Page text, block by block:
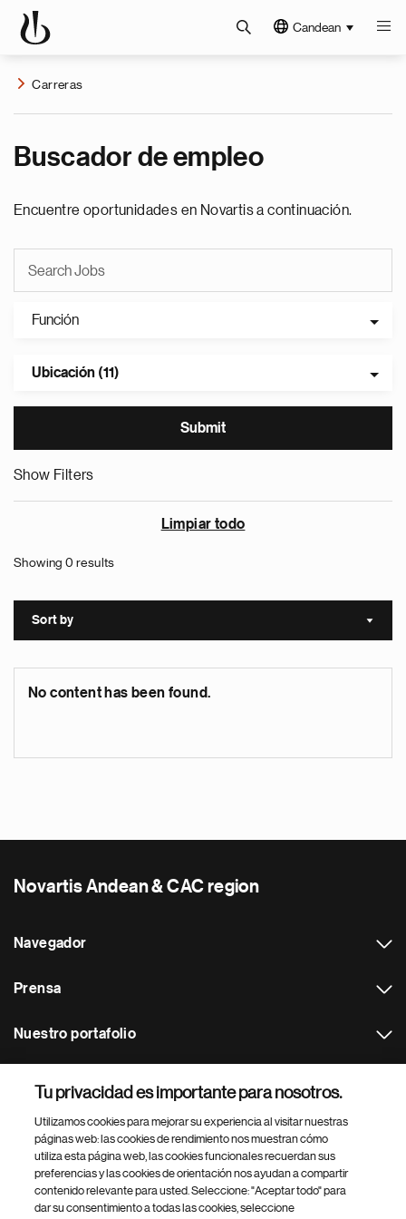
Candean
Carreras
Buscador de empleo
Encuentre oportunidades en Novartis a continuación.
Función
Ubicación (11)
Show Filters
Limpiar todo
Showing 0 results
Sort by Sort
No content has been found.
Novartis Andean & CAC region
Navegador
Prensa
Nuestro portafolio
Footer Site Search
Tu privacidad es importante para nosotros.
Utilizamos cookies para mejorar su experiencia al visitar nuestras
páginas web: las cookies de rendimiento nos muestran cómo
utiliza esta página web, las cookies funcionales recuerdan sus
preferencias y las cookies de orientación nos ayudan a compartir
contenido relevante para usted. Seleccione: "Aceptar todo" para
dar su consentimiento a todas las cookies, seleccione